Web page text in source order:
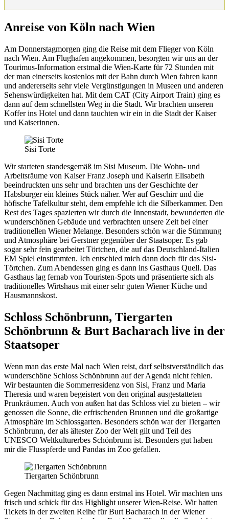
Anreise von Köln nach Wien
Am Donnerstagmorgen ging die Reise mit dem Flieger von Köln
nach Wien. Am Flughafen angekommen, besorgten wir uns an der
Tourimus-Information erstmal die Wien-Karte für 72 Stunden mit
der man einerseits kostenlos mit der Bahn durch Wien fahren kann
und andererseits sehr viele Vergünstigungen in Museen und anderen
Sehenswürdigkeiten hat. Mit dem CAT (City Airport Train) ging es
dann auf dem schnellsten Weg in die Stadt. Wir brachten unseren
Koffer ins Hotel und dann tauchten wir ein in die Stadt der Kaiser
und Kaiserinnen.
Sisi Torte
Wir starteten standesgemäß im Sisi Museum. Die Wohn- und
Arbeitsräume von Kaiser Franz Joseph und Kaiserin Elisabeth
beeindruckten uns sehr und brachten uns der Geschichte der
Habsburger ein kleines Stück näher. Wer auf Geschirr und die
höfische Tafelkultur steht, dem empfehle ich die Silberkammer. Den
Rest des Tages spazierten wir durch die Innenstadt, bewunderten die
wunderschönen Gebäude und verbrachten unsere Zeit bei einer
traditionellen Wiener Melange. Besonders schön war die Stimmung
und Atmosphäre bei Gerstner gegenüber der Staatsoper. Es gab
sogar sehr fein gearbeitet Törtchen, die auf das Deutschland-Italien
EM Spiel einstimmten. Ich entschied mich dann doch für das Sisi-
Törtchen. Zum Abendessen ging es dann ins Gasthaus Quell. Das
Gasthaus lag fernab von Touristen-Spots und präsentierte sich als
traditionelles Wirtshaus mit einer sehr guten Wiener Küche und
Hausmannskost.
Schloss Schönbrunn, Tiergarten
Schönbrunn & Burt Bacharach live in der
Staatsoper
Wenn man das erste Mal nach Wien reist, darf selbstverständlich das
wunderschöne Schloss Schönbrunn auf der Agenda nicht fehlen.
Wir bestaunten die Sommerresidenz von Sisi, Franz und Maria
Theresia und waren begeistert von den original ausgestatteten
Prunkräumen. Auch von außen hat das Schloss viel zu bieten – wir
genossen die Sonne, die erfrischenden Brunnen und die großartige
Atmosphäre im Schlossgarten. Besonders schön war der Tiergarten
Schönbrunn, der als ältester Zoo der Welt gilt und Teil des
UNESCO Weltkulturerbes Schönbrunn ist. Besonders gut haben
mir die Flusspferde und Pandas im Zoo gefallen.
Tiergarten Schönbrunn
Gegen Nachmittag ging es dann erstmal ins Hotel. Wir machten uns
frisch und schick für das Highlight unserer Wien-Reise. Wir hatten
Tickets in der zweiten Reihe für Burt Bacharach in der Wiener